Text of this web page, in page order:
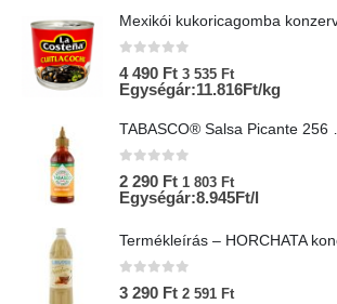
0 az 5-ből
4 490 Ft 3 535 Ft
Egységár:11.816Ft/kg
0 az 5-ből
2 290 Ft 1 803 Ft
Egységár:8.945Ft/l
0 az 5-ből
3 290 Ft 2 591 Ft